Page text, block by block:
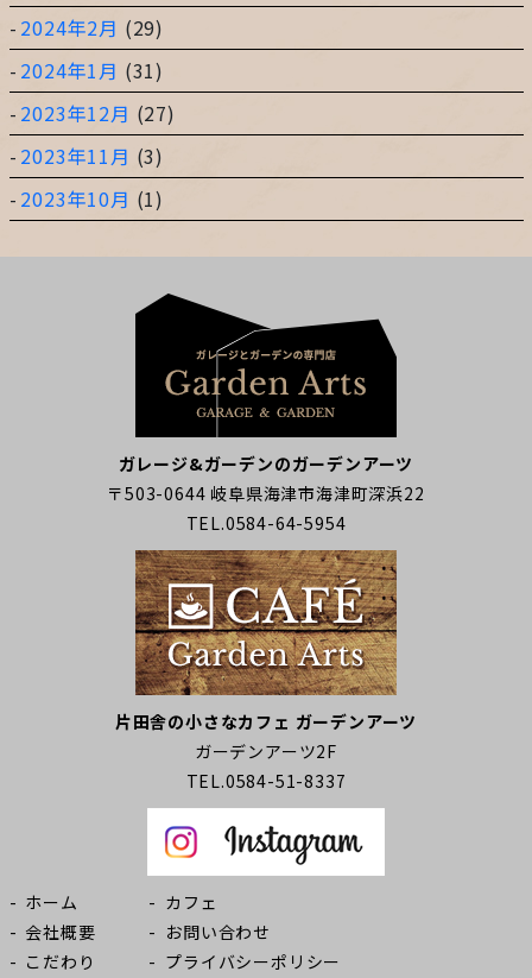
2024年2月 (29)
2024年1月 (31)
2023年12月 (27)
2023年11月 (3)
2023年10月 (1)
ガレージ&ガーデンのガーデンアーツ
〒503-0644 岐阜県海津市海津町深浜22
TEL.0584-64-5954
片田舎の小さなカフェ ガーデンアーツ
ガーデンアーツ2F
TEL.0584-51-8337
ホーム
会社概要
こだわり
カフェ
お問い合わせ
プライバシーポリシー